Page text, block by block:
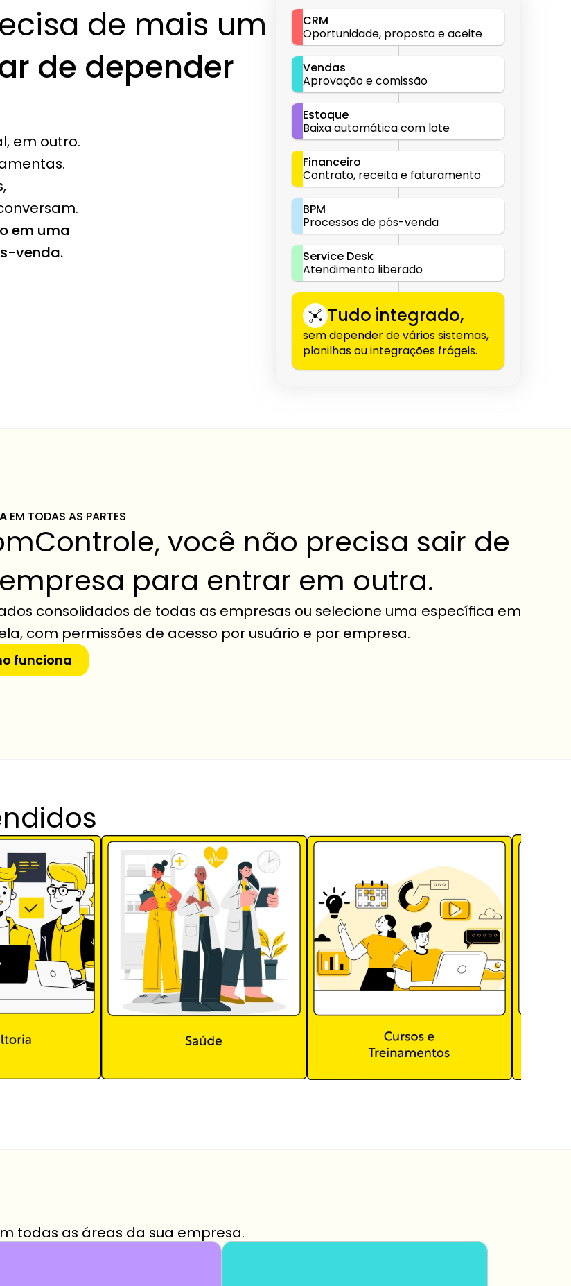
de mais um
de depender
em outro.
em uma
venda.
CRM
Oportunidade, proposta e aceite
Vendas
Aprovação e comissão
Estoque
Baixa automática com lote
Financeiro
Contrato, receita e faturamento
BPM
Processos de pós-venda
Service Desk
Atendimento liberado
Tudo integrado,
sem depender de vários sistemas,
planilhas ou integrações frágeis.
EM TODAS AS PARTES
você não precisa sair de
para entrar em outra.
consolidados de todas as empresas ou selecione uma específica em
com permissões de acesso por usuário e por empresa.
funciona
todas as áreas da sua empresa.